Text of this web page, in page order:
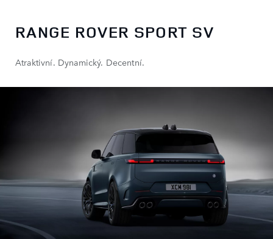
RANGE ROVER SPORT SV
Atraktivní. Dynamický. Decentní.